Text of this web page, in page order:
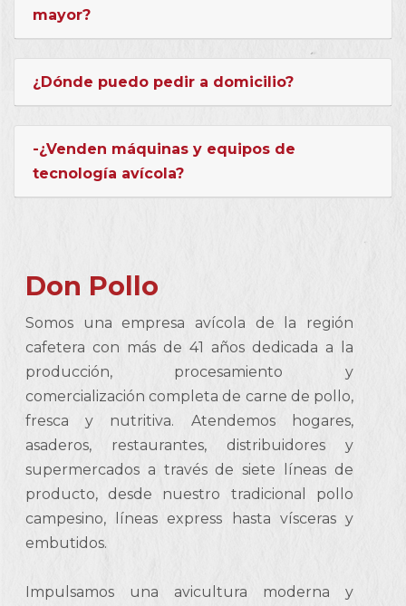
mayor?
¿Dónde puedo pedir a domicilio?
-¿Venden máquinas y equipos de
tecnología avícola?
Don Pollo
Somos una empresa avícola de la región
cafetera con más de 41 años dedicada a la
producción, procesamiento y
comercialización completa de carne de pollo,
fresca y nutritiva. Atendemos hogares,
asaderos, restaurantes, distribuidores y
supermercados a través de siete líneas de
producto, desde nuestro tradicional pollo
campesino, líneas express hasta vísceras y
embutidos.
Impulsamos una avicultura moderna y